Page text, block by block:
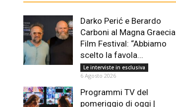
Darko Perić e Berardo
Carboni al Magna Graecia
Film Festival: “Abbiamo
scelto la favola...
Le interviste in esclusiva
6 Agosto 2026
Programmi TV del
pomeriggio di oggi |